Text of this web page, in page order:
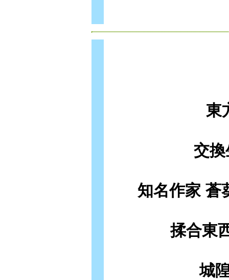
東
交
知名作家 蒼
揉合東
城